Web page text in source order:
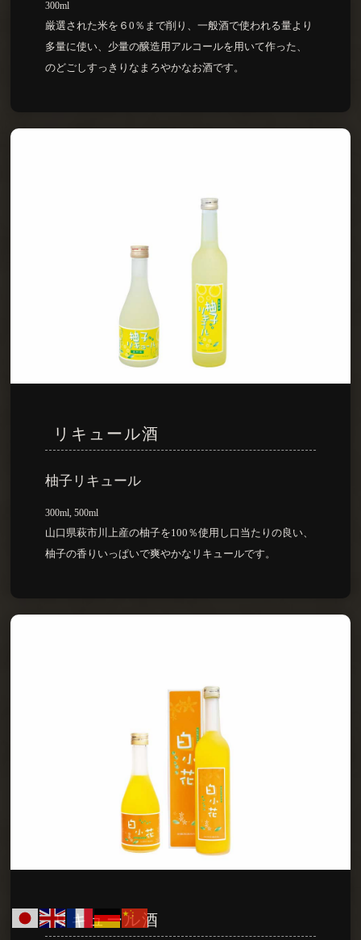
300ml
厳選された米を６0％まで削り、一般酒で使われる量より
多量に使い、少量の醸造用アルコールを用いて作った、
のどごしすっきりなまろやかなお酒です。
リキュール酒
柚子リキュール
300ml, 500ml
山口県萩市川上産の柚子を100％使用し口当たりの良い、
柚子の香りいっぱいで爽やかなリキュールです。
リキュール酒